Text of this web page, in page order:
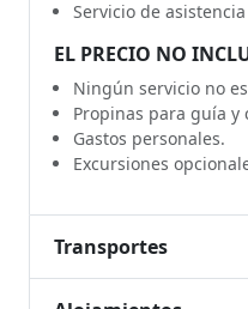
Servicio de
EL PRECIO NO
Ningún servicio no
Propinas para guía y
Gastos personales.
Excursiones
Transportes